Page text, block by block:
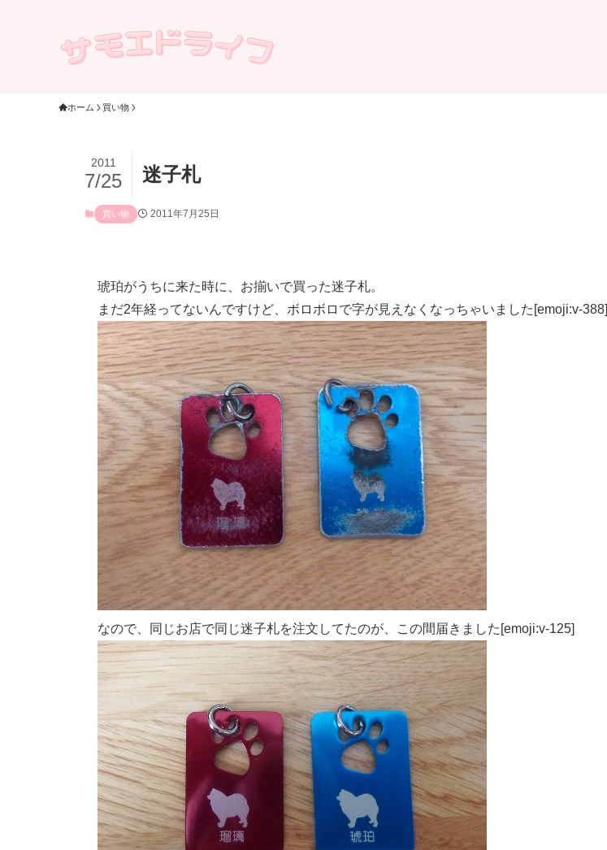
ホーム 買い物
迷子札
2011
7/25
買い物 2011年7月25日
琥珀がうちに来た時に、お揃いで買った迷子札。
まだ2年経ってないんですけど、ボロボロで字が見えなくなっちゃいました[emoji:v-388]
なので、同じお店で同じ迷子札を注文してたのが、この間届きました[emoji:v-125]